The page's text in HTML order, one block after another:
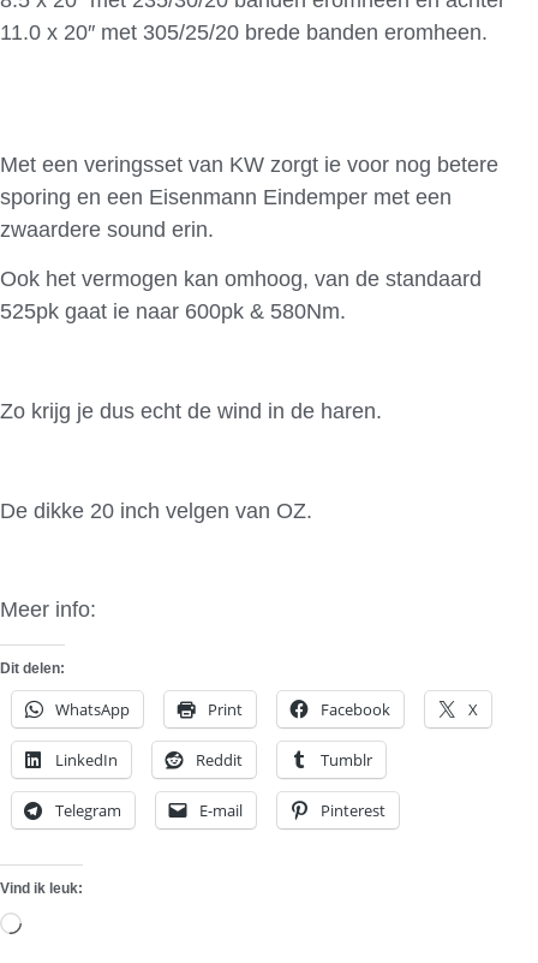
11.0 x 20″ met 305/25/20 brede banden eromheen.
Met een veringsset van KW zorgt ie voor nog betere
sporing en een Eisenmann Eindemper met een
zwaardere sound erin.
Ook het vermogen kan omhoog, van de standaard
525pk gaat ie naar 600pk & 580Nm.
Zo krijg je dus echt de wind in de haren.
De dikke 20 inch velgen van OZ.
Meer info:
Dit delen:
WhatsApp Print Facebook X
LinkedIn Reddit Tumblr
Telegram E-mail Pinterest
Vind ik leuk:
Aan